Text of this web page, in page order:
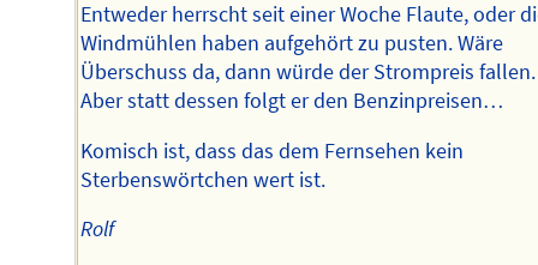
Entweder herrscht seit einer Woche Flaute, oder
Windmühlen haben aufgehört zu pusten. Wäre
Überschuss da, dann würde der Strompreis fallen.
Aber statt dessen folgt er den Benzinpreisen…
Komisch ist, dass das dem Fernsehen kein
Sterbenswörtchen wert ist.
Rolf